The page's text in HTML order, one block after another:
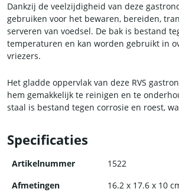
Dankzij de veelzijdigheid van deze
gebruiken voor het bewaren, bereiden,
serveren van voedsel. De bak is bestand
temperaturen en kan worden gebruikt in
vriezers.
Het gladde oppervlak van deze RVS
hem gemakkelijk te reinigen en te
staal is bestand tegen corrosie en roest,
Kies voor kwaliteit en duurzaamheid met de
bak van HCB.
Specificaties
Artikelnummer
1522
Afmetingen
16.2 x 17.6 x 10